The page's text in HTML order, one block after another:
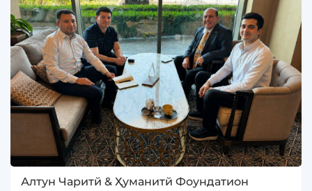
Алтун Чаритй & Ҳуманитй Фоундатион